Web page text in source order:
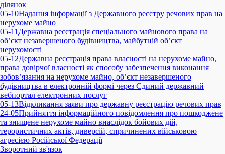
ділянок
05-10Надання інформації з Державного реєстру речових прав на
нерухоме майно
05-11 Державна реєстрація спеціального майнового права на
об’єкт незавершеного будівництва, майбутній об’єкт
нерухомості
05-12Державна реєстрація права власності на нерухоме майно,
права довірчої власності як способу забезпечення виконання
зобов’язання на нерухоме майно, об’єкт незавершеного
будівництва в електронній формі через Єдиний державний
вебпортал електронних послуг
05-13Відкликання заяви про державну реєстрацію речових прав
24-05Прийняття інформаційного повідомлення про пошкоджене
та знищене нерухоме майно внаслідок бойових дій,
терористичних актів, диверсій, спричинених військовою
агресією Російської Федерації
Зворотний зв'язок